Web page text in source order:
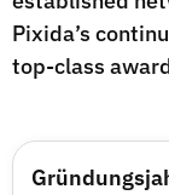
Pixida’s
top-class